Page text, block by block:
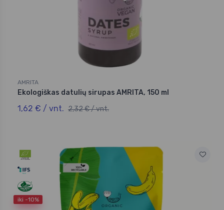
AMRITA
Ekologiškas datulių sirupas AMRITA, 150 ml
1,62 € / vnt. 2,32 € / vnt.
iki -10%